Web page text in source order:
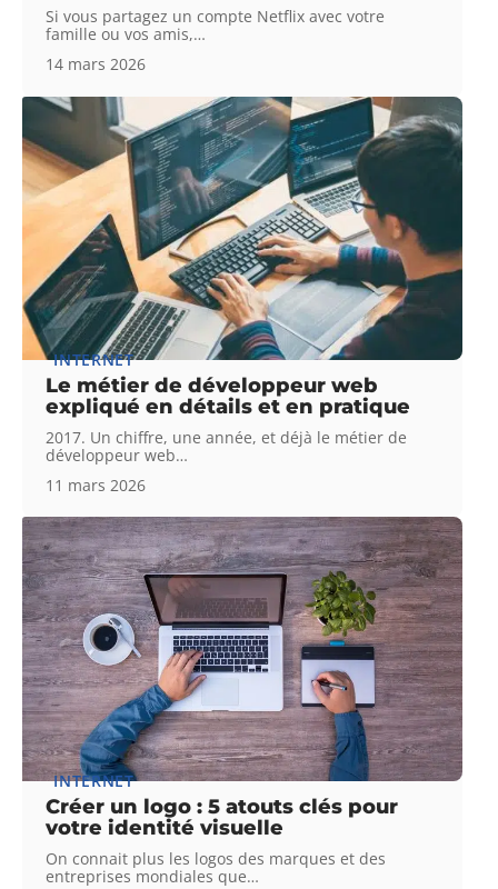
Si vous partagez un compte Netflix avec votre
famille ou vos amis,…
14 mars 2026
INTERNET
Le métier de développeur web
expliqué en détails et en pratique
2017. Un chiffre, une année, et déjà le métier de
développeur web…
11 mars 2026
INTERNET
Créer un logo : 5 atouts clés pour
votre identité visuelle
On connait plus les logos des marques et des
entreprises mondiales que…